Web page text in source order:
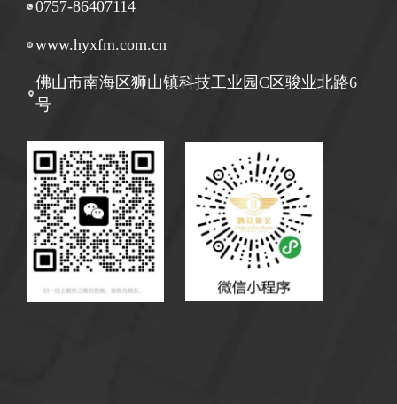
0757-86407114
www.hyxfm.com.cn
佛山市南海区狮山镇科技工业园C区骏业北路6
号